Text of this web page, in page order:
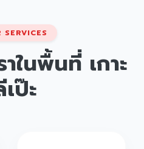
SERVICES
าในพื้นที่ เกาะ
ป๊ะ